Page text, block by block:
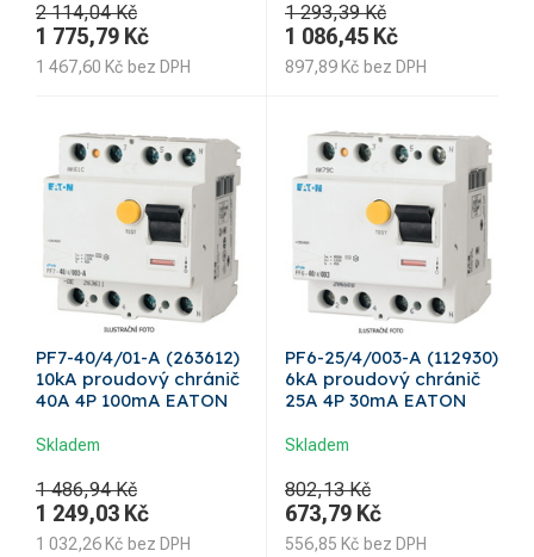
2 114,04 Kč
1 775,79 Kč
1 467,60 Kč bez DPH
1 293,39 Kč
1 086,45 Kč
897,89 Kč bez DPH
PF7-40/4/01-A (263612)
10kA proudový chránič
40A 4P 100mA EATON
Skladem
1 486,94 Kč
1 249,03 Kč
1 032,26 Kč bez DPH
PF6-25/4/003-A (112930)
6kA proudový chránič
25A 4P 30mA EATON
Skladem
802,13 Kč
673,79 Kč
556,85 Kč bez DPH